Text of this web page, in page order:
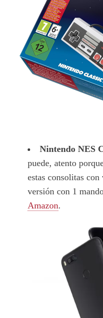
Nintendo NES
puede, atento
estas consolitas
versión con 1
Amazon.